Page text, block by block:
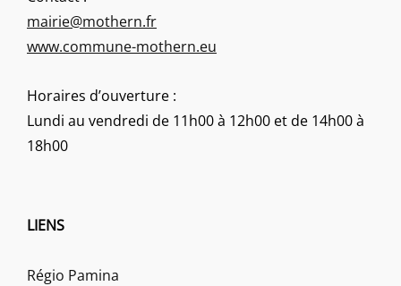
mairie@mothern.fr
www.commune-mothern.eu
Horaires d’ouverture :
Lundi au vendredi de 11h00 à 12h00 et de 14h00 à
18h00
LIENS
Régio Pamina